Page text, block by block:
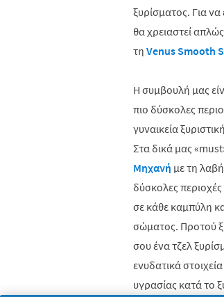
ξυρίσματος. Για
θα χρειαστεί
τη VenusSmooth
Η συμβουλή μας
πιο δύσκολες
γυναικεία
Στα δικά μας «must
Μηχανή με τη
δύσκολες
σε κάθε καμπύλη
σώματος. Προτού
σου ένα τζελ
ενυδατικά
υγρασίας κατά το